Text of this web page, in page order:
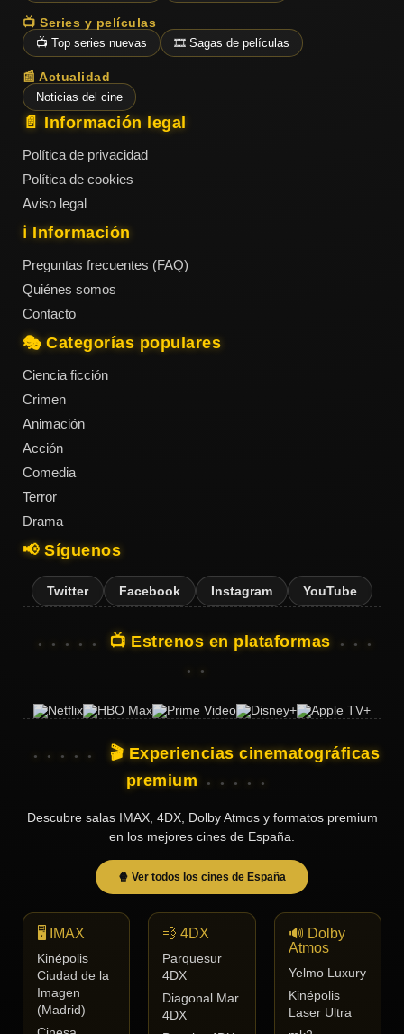
📺 Series y películas
📺 Top series nuevas 🎞️ Sagas de películas
📰 Actualidad
Noticias del cine
📄 Información legal
Política de privacidad
Política de cookies
Aviso legal
ℹ️ Información
Preguntas frecuentes (FAQ)
Quiénes somos
Contacto
🎭 Categorías populares
Ciencia ficción
Crimen
Animación
Acción
Comedia
Terror
Drama
📢 Síguenos
Twitter Facebook Instagram YouTube
📺 Estrenos en plataformas
🎬 Experiencias cinematográficas
premium
Descubre salas IMAX, 4DX, Dolby Atmos y formatos premium
en los mejores cines de España.
🍿 Ver todos los cines de España
🖥️ IMAX
Kinépolis
Ciudad de la
Imagen
(Madrid)
💨 4DX
Parquesur
4DX
Diagonal Mar
4DX
🔊 Dolby
Atmos
Yelmo Luxury
Kinépolis
Laser Ultra